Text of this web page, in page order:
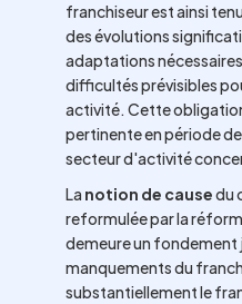
franchiseur est ainsi
des évolutions
adaptations
difficultés prévisibles
activité. Cette
pertinente en période
secteur d'activité
La notion de causedu
reformulée par la
demeure un fondement
manquements du
substantiellement le